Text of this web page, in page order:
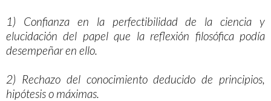
1) Confianza en la perfectibilidad de la ciencia y
elucidación del papel que la reflexión filosófica podía
desempeñar en ello.
2) Rechazo del conocimiento deducido de principios,
hipótesis o máximas.